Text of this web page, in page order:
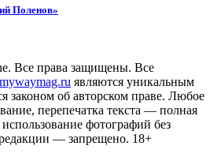
Поленов»
Все права защищены. Все
являются уникальным
законом об авторском праве. Любое
перепечатка текста — полная
фотографий без
— запрещено. 18+